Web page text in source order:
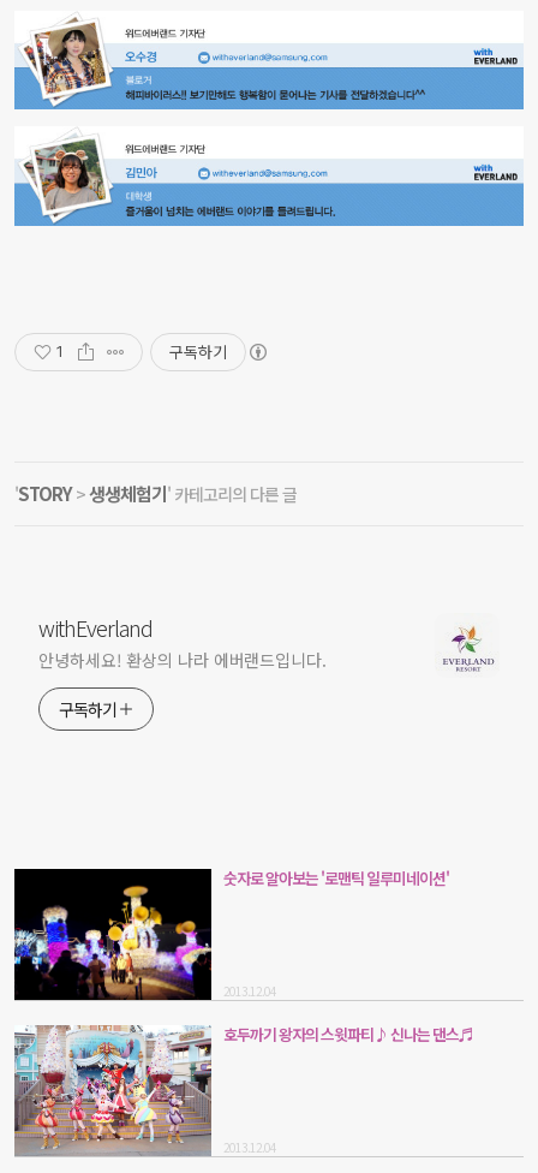
1 구독하기
'STORY>생생체험기' 카테고리의 다른 글
withEverland
안녕하세요! 환상의 나라 에버랜드입니다.
구독하기
숫자로 알아보는 '로맨틱 일루미네이션'
2013.12.04
호두까기 왕자의 스윗파티♪ 신나는 댄스♬
2013.12.04